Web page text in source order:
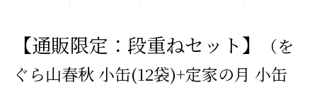
【通販限定：段重ねセット】
（を
ぐら山春秋 小缶(12袋)+定家の月 小缶